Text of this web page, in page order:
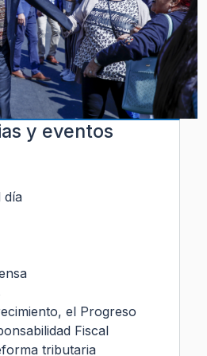
y eventos
día
el Progreso
Fiscal
tributaria